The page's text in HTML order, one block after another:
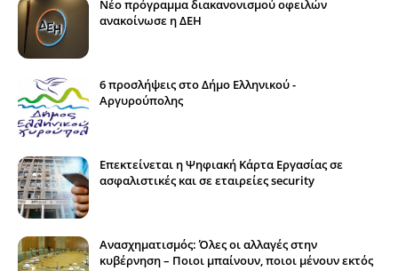
Νέο πρόγραμμα διακανονισμού οφειλών
ανακοίνωσε η ΔΕΗ
6 προσλήψεις στο Δήμο Ελληνικού -
Αργυρούπολης
Επεκτείνεται η Ψηφιακή Κάρτα Εργασίας σε
ασφαλιστικές και σε εταιρείες security
Ανασχηματισμός: Όλες οι αλλαγές στην
κυβέρνηση – Ποιοι μπαίνουν, ποιοι μένουν εκτός